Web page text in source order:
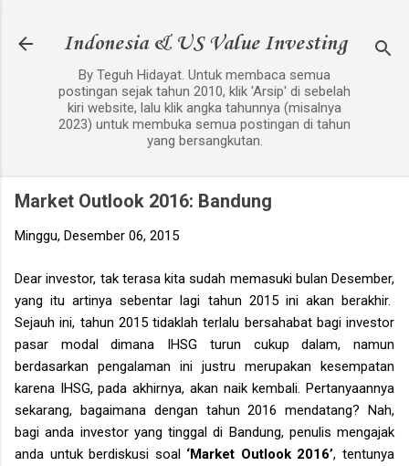
Indonesia & US Value Investing
By Teguh Hidayat. Untuk membaca semua
postingan sejak tahun 2010, klik 'Arsip' di sebelah
kiri website, lalu klik angka tahunnya (misalnya
2023) untuk membuka semua postingan di tahun
yang bersangkutan.
Market Outlook 2016: Bandung
Minggu, Desember 06, 2015
Dear investor, tak terasa kita sudah memasuki bulan Desember,
yang itu artinya sebentar lagi tahun 2015ini akan berakhir.
Sejauh ini, tahun 2015 tidaklah terlalu bersahabat bagi investor
pasar modal dimana IHSG turun cukup dalam, namun
berdasarkan pengalaman ini justru merupakan kesempatan
karena IHSG, pada akhirnya, akan naik kembali. Pertanyaannya
sekarang, bagaimana dengan tahun 2016 mendatang? Nah,
bagi anda investor yang tinggal di Bandung, penulis mengajak
anda untuk berdiskusi soal ‘Market Outlook 2016’, tentunya